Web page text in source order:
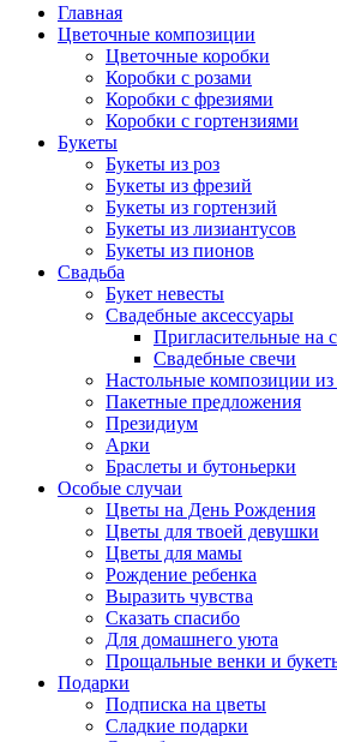
Главная
Цветочные композиции
Цветочные коробки
Коробки с розами
Коробки с фрезиями
Коробки с гортензиями
Букеты
Букеты из роз
Букеты из фрезий
Букеты из гортензий
Букеты из лизиантусов
Букеты из пионов
Свадьба
Букет невесты
Свадебные аксессуары
Пригласительные на
Свадебные свечи
Настольные композиции из
Пакетные предложения
Президиум
Арки
Браслеты и бутоньерки
Особые случаи
Цветы на День Рождения
Цветы для твоей девушки
Цветы для мамы
Рождение ребенка
Выразить чувства
Сказать спасибо
Для домашнего уюта
Прощальные венки и
Подарки
Подписка на цветы
Сладкие подарки